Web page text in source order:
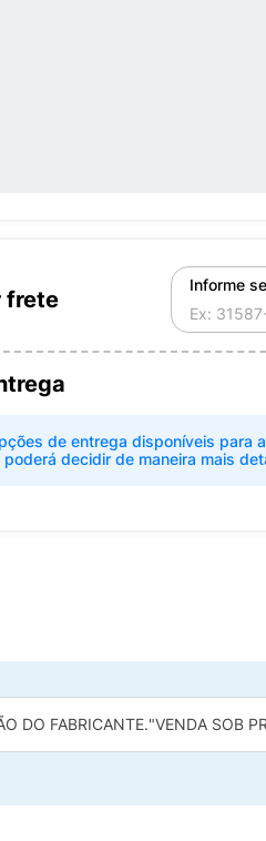
frete
Informe
de entrega disponíveis para
decidir de maneira mais
DO FABRICANTE."VENDA SOB